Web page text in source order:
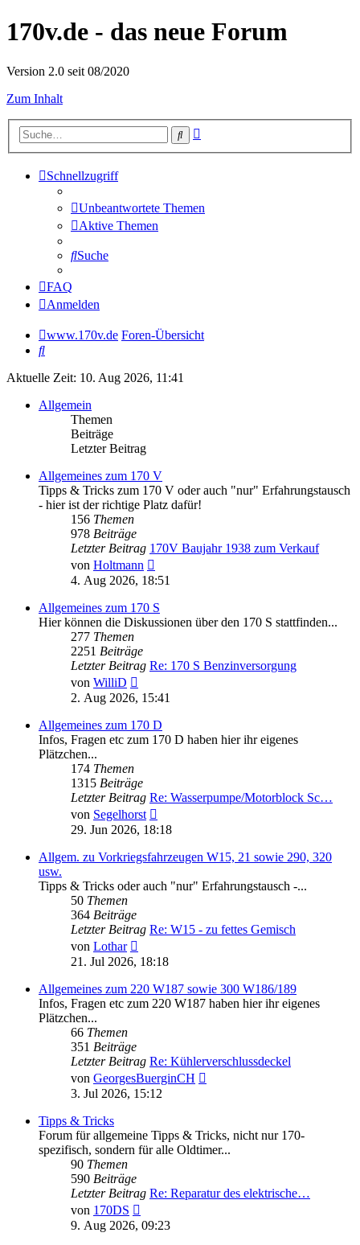
170v.de - das neue Forum
Version 2.0 seit 08/2020
Zum Inhalt
Suche
Schnellzugriff
Unbeantwortete Themen
Aktive Themen
Suche
FAQ
Anmelden
www.170v.de Foren-Übersicht
Suche
Aktuelle Zeit: 10. Aug 2026, 11:41
Allgemein
Themen
Beiträge
Letzter Beitrag
Allgemeines zum 170 V
Tipps & Tricks zum 170 V oder auch "nur" Erfahrungstausch
- hier ist der richtige Platz dafür!
156 Themen
978 Beiträge
Letzter Beitrag 170V Baujahr 1938 zum Verkauf
von Holtmann
Beitrag
4. Aug 2026, 18:51
Allgemeines zum 170 S
Hier können die Diskussionen über den 170 S stattfinden...
277 Themen
2251 Beiträge
Letzter Beitrag Re: 170 S Benzinversorgung
von WilliD
Beitrag
2. Aug 2026, 15:41
Allgemeines zum 170 D
Infos, Fragen etc zum 170 D haben hier ihr eigenes
Plätzchen...
174 Themen
1315 Beiträge
Letzter Beitrag Re: Wasserpumpe/Motorblock Sc…
von Segelhorst
Beitrag
29. Jun 2026, 18:18
Allgem. zu Vorkriegsfahrzeugen W15, 21 sowie 290, 320
usw.
Tipps & Tricks oder auch "nur" Erfahrungstausch -...
50 Themen
364 Beiträge
Letzter Beitrag Re: W15 - zu fettes Gemisch
von Lothar
Beitrag
21. Jul 2026, 18:18
Allgemeines zum 220 W187 sowie 300 W186/189
Infos, Fragen etc zum 220 W187 haben hier ihr eigenes
Plätzchen...
66 Themen
351 Beiträge
Letzter Beitrag Re: Kühlerverschlussdeckel
von GeorgesBuerginCH
3. Jul 2026, 15:12
Tipps & Tricks
Forum für allgemeine Tipps & Tricks, nicht nur 170-
spezifisch, sondern für alle Oldtimer...
90 Themen
590 Beiträge
Letzter Beitrag Re: Reparatur des elektrische…
von 170DS
Beitrag
9. Aug 2026, 09:23